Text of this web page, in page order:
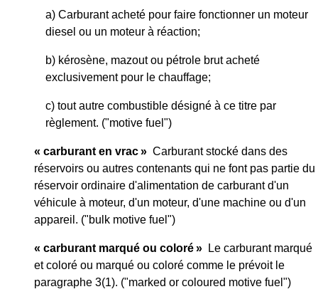
a) Carburant acheté pour faire fonctionner un moteur
diesel ou un moteur à réaction;
b) kérosène, mazout ou pétrole brut acheté
exclusivement pour le chauffage;
c) tout autre combustible désigné à ce titre par
règlement. ("motive fuel")
« carburant en vrac » Carburant stocké dans des
réservoirs ou autres contenants qui ne font pas partie du
réservoir ordinaire d'alimentation de carburant d'un
véhicule à moteur, d'un moteur, d'une machine ou d'un
appareil. ("bulk motive fuel")
« carburant marqué ou coloré » Le carburant marqué
et coloré ou marqué ou coloré comme le prévoit le
paragraphe 3(1). ("marked or coloured motive fuel")